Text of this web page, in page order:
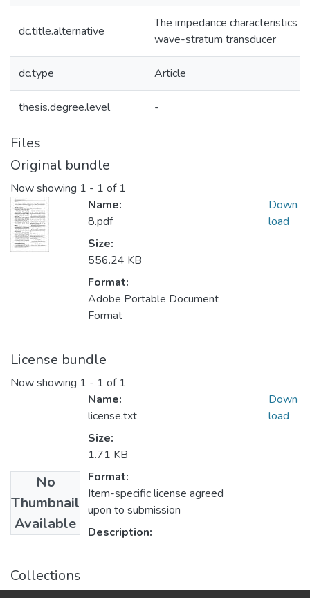
dc.title.alternative
The impedance characteristics
wave-stratum transducer
dc.type Article
thesis.degree.level -
Files
Original bundle
Now showing 1 - 1 of 1
Name:
8.pdf
Size:
556.24 KB
Format:
Adobe Portable Document
Format
Down
load
License bundle
Now showing 1 - 1 of 1
No
Thumbnail
Available
Name:
license.txt
Size:
1.71 KB
Format:
Item-specific license agreed
upon to submission
Description:
Down
load
Collections